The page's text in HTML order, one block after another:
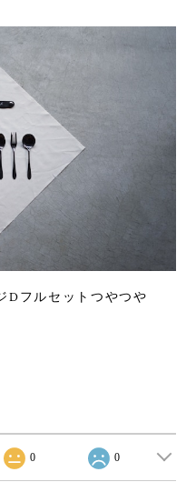
Dフルセットつやつや
0 0